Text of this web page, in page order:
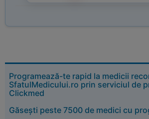
Programează-te rapid la medicii
SfatulMedicului.ro prin serviciul de
Clickmed
Găsești peste 7500 de medici cu